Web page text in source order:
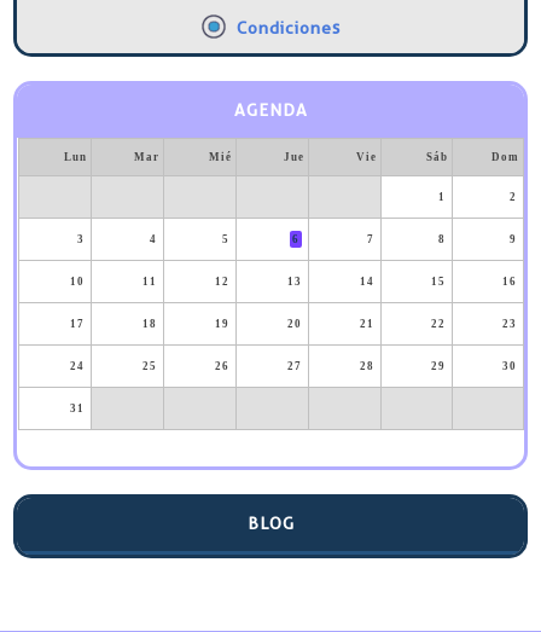
Condiciones
AGENDA
Lun Mar Mié Jue Vie Sáb Dom
1 2
3 4 5 6 7 8 9
10 11 12 13 14 15 16
17 18 19 20 21 22 23
24 25 26 27 28 29 30
31
BLOG